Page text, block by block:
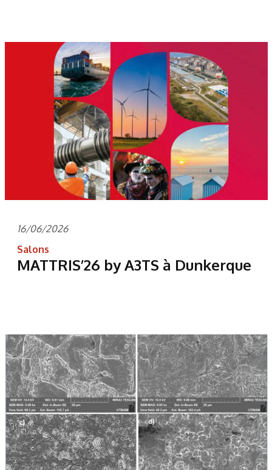
16/06/2026
Salons
MATTRIS’26 by A3TS à Dunkerque